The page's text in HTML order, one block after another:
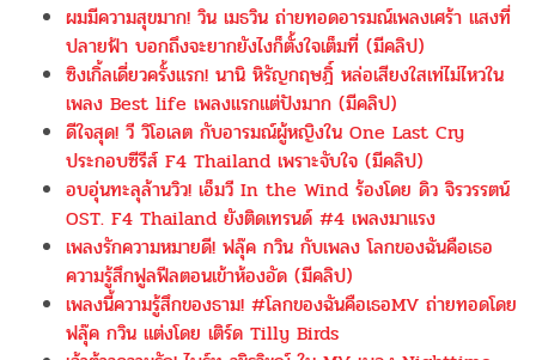
ผมมีความสุขมาก! วิน เมธวิน ถ่ายทอดอารมณ์เพลงเศร้า แสงที่
ปลายฟ้า บอกถึงจะยากยังไงก็ตั้งใจเต็มที่ (มีคลิป)
ซิงเกิ้ลเดี่ยวครั้งแรก! นานิ หิรัญกฤษฎิ์ หล่อเสียงใสเท่ไม่ไหวใน
เพลง Best life เพลงแรกแต่ปังมาก (มีคลิป)
ดีใจสุด! วี วิโอเลต กับอารมณ์ผู้หญิงใน One Last Cry
ประกอบซีรีส์ F4 Thailand เพราะจับใจ (มีคลิป)
อบอุ่นทะลุล้านวิว! เอ็มวี In the Wind ร้องโดย ดิว จิรวรรตน์
OST. F4 Thailand ยังติดเทรนด์ #4 เพลงมาแรง
เพลงรักความหมายดี! ฟลุ๊ค กวิน กับเพลง โลกของฉันคือเธอ
ความรู้สึกฟูลฟีลตอนเข้าห้องอัด (มีคลิป)
เพลงนี้ความรู้สึกของธาม! #โลกของฉันคือเธอMV ถ่ายทอดโดย
ฟลุ๊ค กวิน แต่งโดย เติร์ด Tilly Birds